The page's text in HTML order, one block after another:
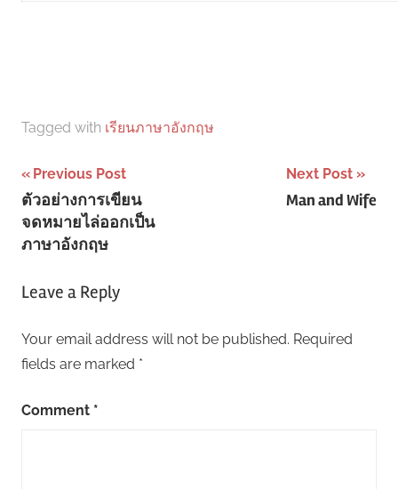
Tagged with เรียนภาษาอังกฤษ
Post
navigation
Previous Post
ตัวอย่างการเขียน
จดหมายไล่ออกเป็น
ภาษาอังกฤษ
Next Post
Man and Wife
Leave a Reply
Your email address will not be published. Required
fields are marked *
Comment *